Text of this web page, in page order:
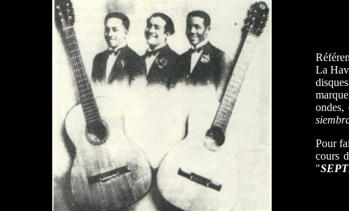
La
Pour
cours
"